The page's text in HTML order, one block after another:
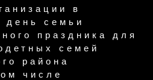
в
день семьи
праздника для
семей
района
числе